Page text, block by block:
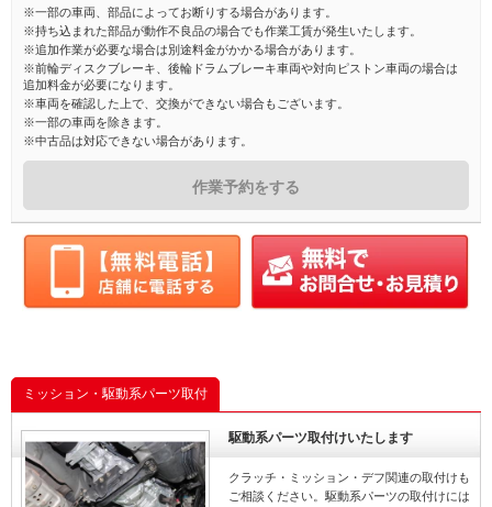
※一部の車両、部品によってお断りする場合があります。
※持ち込まれた部品が動作不良品の場合でも作業工賃が発生いたします。
※追加作業が必要な場合は別途料金がかかる場合があります。
※前輪ディスクブレーキ、後輪ドラムブレーキ車両や対向ピストン車両の場合は
追加料金が必要になります。
※車両を確認した上で、交換ができない場合もございます。
※一部の車両を除きます。
※中古品は対応できない場合があります。
作業予約をする
ミッション・駆動系パーツ取付
駆動系パーツ取付けいたします
クラッチ・ミッション・デフ関連の取付けも
ご相談ください。駆動系パーツの取付けには